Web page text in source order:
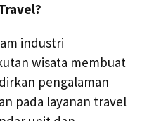
industri
wisata membuat
pengalaman
pada layanan travel